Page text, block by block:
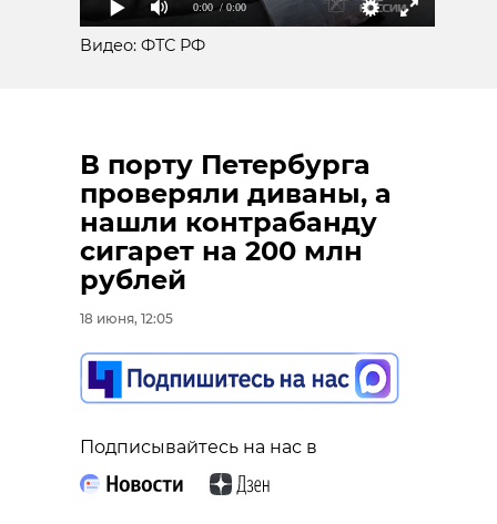
0:00 / 0:00
Видео: ФТС РФ
В порту Петербурга
проверяли диваны, а
нашли контрабанду
сигарет на 200 млн
рублей
18 июня, 12:05
Подписывайтесь на нас в